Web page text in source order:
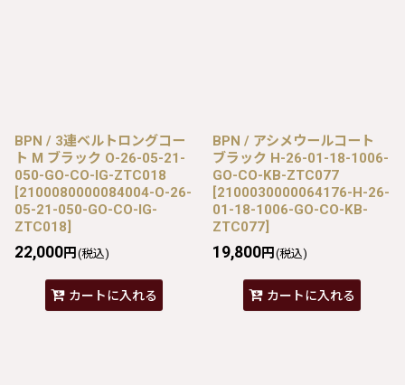
BPN / 3連ベルトロングコー
ト M ブラック O-26-05-21-
050-GO-CO-IG-ZTC018
[2100080000084004-O-26-
05-21-050-GO-CO-IG-
ZTC018]
22,000円 (税込)
カートに入れる
BPN / アシメウールコート
ブラック H-26-01-18-1006-
GO-CO-KB-ZTC077
[2100030000064176-H-26-
01-18-1006-GO-CO-KB-
ZTC077]
19,800円 (税込)
カートに入れる